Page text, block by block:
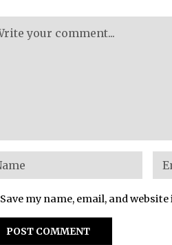
Save my name, email, and